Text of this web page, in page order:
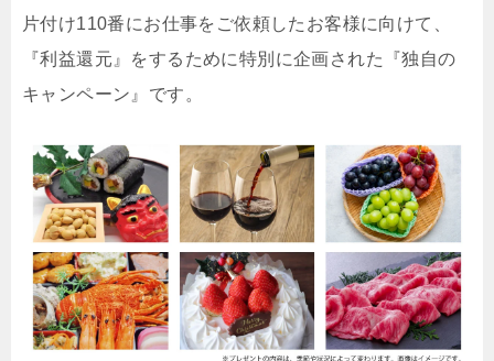
片付け110番にお仕事をご依頼したお客様に向けて、
『利益還元』をするために特別に企画された『独自の
キャンペーン』です。